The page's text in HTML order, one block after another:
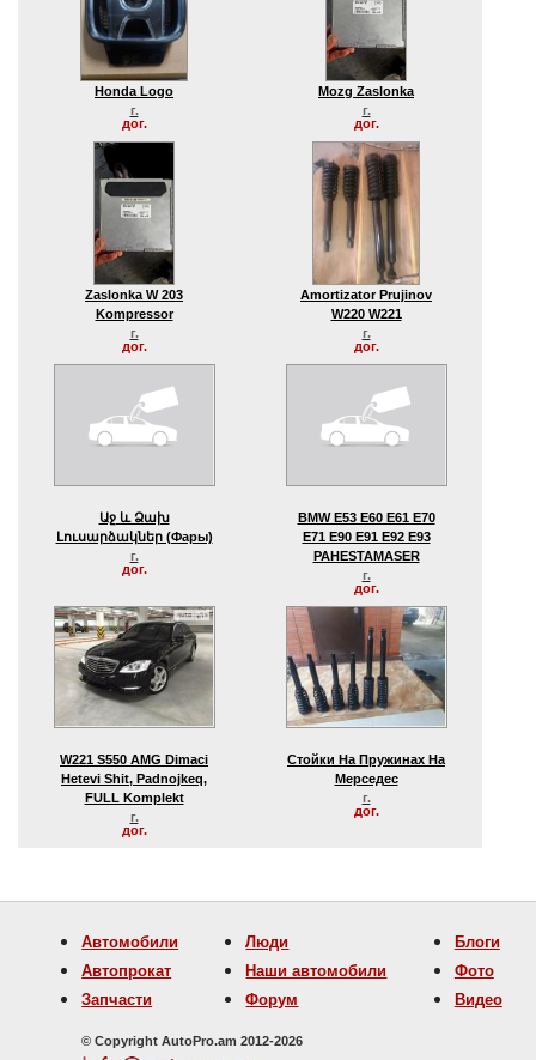
Honda Logo
г.
дог.
Mozg Zaslonka
г.
дог.
Zaslonka W 203
Kompressor
г.
дог.
Amortizator Prujinov
W220 W221
г.
дог.
Աջ ԵՒ Ձախ
Լուսարձակներ (фары)
г.
дог.
BMW E53 E60 E61 E70
E71 E90 E91 E92 E93
PAHESTAMASER
г.
дог.
W221 S550 AMG Dimaci
Hetevi Shit, Padnojkeq,
FULL Komplekt
г.
дог.
Стойки На Пружинах На
Мерседес
г.
дог.
Автомобили
Автопрокат
Запчасти
Люди
Наши автомобили
Форум
Блоги
Фото
Видео
© Copyright AutoPro.am 2012-2026